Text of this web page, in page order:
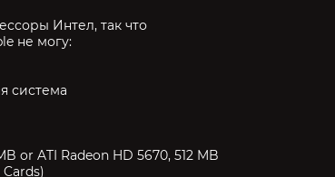
Интел, так что
не могу:
система
or ATI Radeon HD 5670, 512 MB